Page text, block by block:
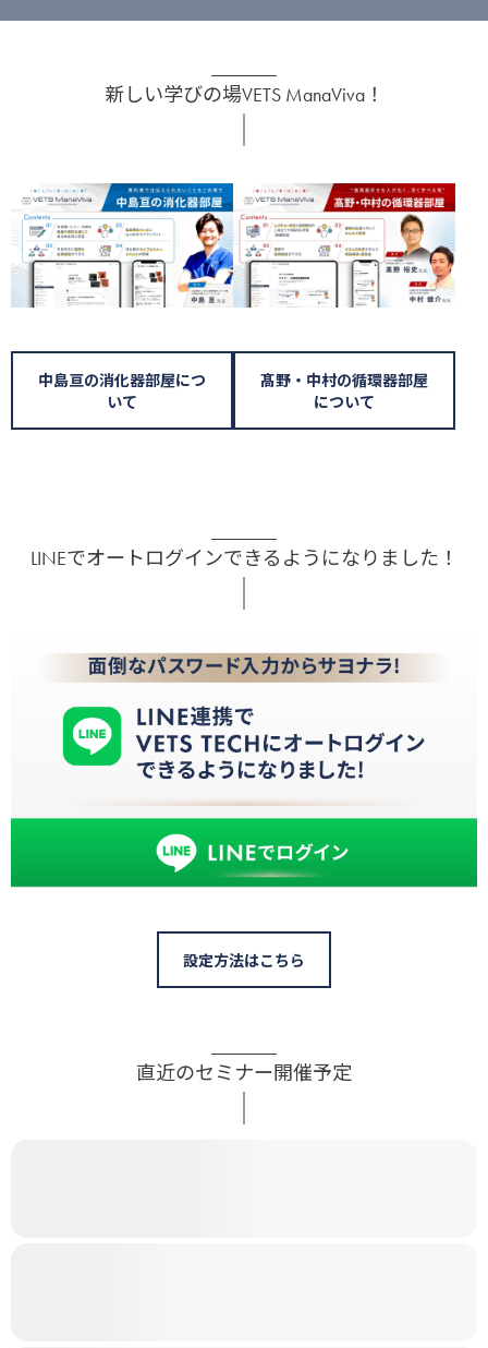
新しい学びの場VETS ManaViva！
中島亘の消化器部屋につ
いて
髙野・中村の循環器部屋
について
LINEでオートログインできるようになりました！
設定方法はこちら
直近のセミナー開催予定